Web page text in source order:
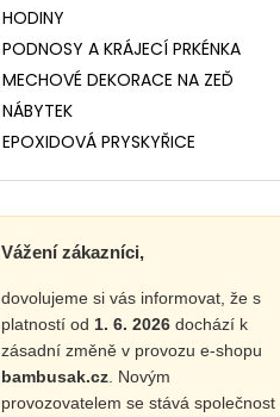
HODINY
PODNOSY A KRÁJECÍ PRKÉNKA
MECHOVÉ DEKORACE NA ZEĎ
NÁBYTEK
EPOXIDOVÁ PRYSKYŘICE
Vážení zákazníci,
dovolujeme si vás informovat, že s
platností od 1. 6. 2026 dochází k
zásadní změně v provozu e-shopu
bambusak.cz . Novým
provozovatelem se stává společnost